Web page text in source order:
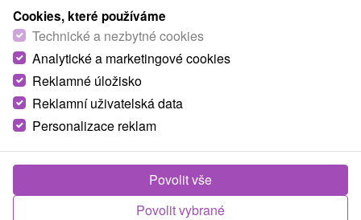
Hotel International★★★★Veľká Lomnica
Veľká Lomnica
Cookies, které používáme
Technické a nezbytné cookies
Analytické a marketingové cookies
Reklamné úložisko
Reklamní uživatelská data
Personalizace reklam
Povolit vybrané
Povolit vše